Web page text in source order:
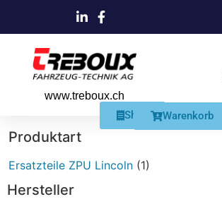
www.treboux.ch
Shop Warenkorb
Produktart
Ersatzteile ZPU Lincoln (1)
Hersteller